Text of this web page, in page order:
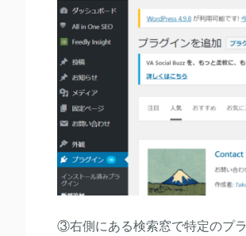
③右側にある検索窓で特定のプ